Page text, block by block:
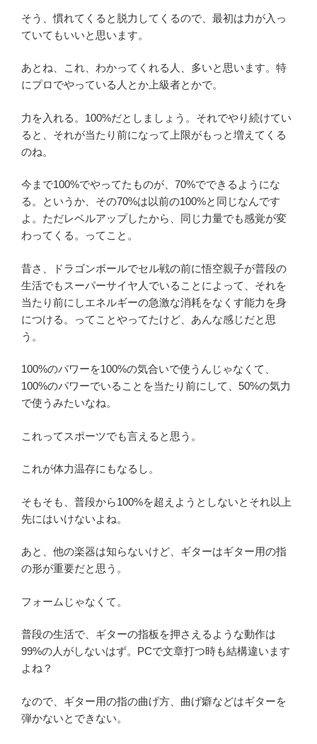
そう、慣れてくると脱力してくるので、最初は力が入っ
ていてもいいと思います。
あとね、これ、わかってくれる人、多いと思います。特
にプロでやっている人とか上級者とかで。
力を入れる。100%だとしましょう。それでやり続けてい
ると、それが当たり前になって上限がもっと増えてくる
のね。
今まで100%でやってたものが、70%でできるようにな
る。というか、その70%は以前の100%と同じなんです
よ。ただレベルアップしたから、同じ力量でも感覚が変
わってくる。ってこと。
昔さ、ドラゴンボールでセル戦の前に悟空親子が普段の
生活でもスーパーサイヤ人でいることによって、それを
当たり前にしエネルギーの急激な消耗をなくす能力を身
につける。ってことやってたけど、あんな感じだと思
う。
100%のパワーを100%の気合いで使うんじゃなくて、
100%のパワーでいることを当たり前にして、50%の気力
で使うみたいなね。
これってスポーツでも言えると思う。
これが体力温存にもなるし。
そもそも、普段から100%を超えようとしないとそれ以上
先にはいけないよね。
あと、他の楽器は知らないけど、ギターはギター用の指
の形が重要だと思う。
フォームじゃなくて。
普段の生活で、ギターの指板を押さえるような動作は
99%の人がしないはず。PCで文章打つ時も結構違います
よね？
なので、ギター用の指の曲げ方、曲げ癖などはギターを
弾かないとできない。